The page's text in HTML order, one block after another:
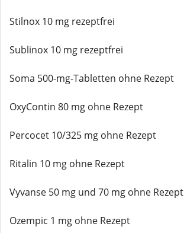
Stilnox 10 mg rezeptfrei
Sublinox 10 mg rezeptfrei
Soma 500-mg-Tabletten ohne Rezept
OxyContin 80 mg ohne Rezept
Percocet 10/325 mg ohne Rezept
Ritalin 10 mg ohne Rezept
Vyvanse 50 mg und 70 mg ohne Rezept
Ozempic 1 mg ohne Rezept